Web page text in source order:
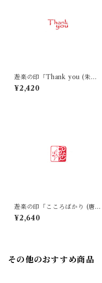
遊楽の印「Thank you (朱
文)」｜ 工房 蓮
¥2,420
遊楽の印「こころばかり (唐
草)」｜ 工房 蓮
¥2,640
その他のおすすめ商品